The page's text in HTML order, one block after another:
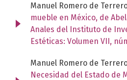
Manuel Romero de
mueble en México, de
Anales del Instituto de
Estéticas: Volumen VII,
Manuel Romero de
Necesidad del Estado de